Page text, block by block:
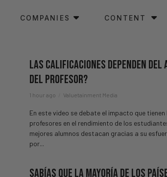
COMPANIES CONTENT
Las Calificaciones Dependen del
del Profesor?
1 hour ago Valuetainment Media
En este video se debate el impacto que tienen
profesores en el rendimiento de los
mejores alumnos destacan gracias a su
por...
Sabías Que La Mayoría de los